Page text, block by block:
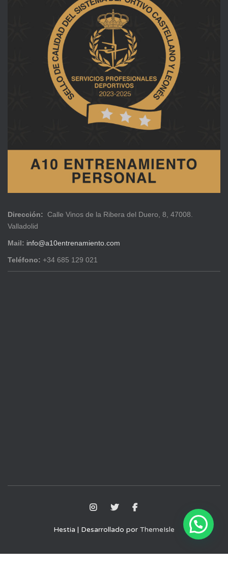
Dirección: Calle Vinos de la Ribera del Duero, 8, 47008.
Valladolid
Mail: info@a10entrenamiento.com
Teléfono: +34 685 129 021
Hestia | Desarrollado por ThemeIsle